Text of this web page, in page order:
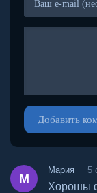
Добавить
М
Мария 5
Хорошы